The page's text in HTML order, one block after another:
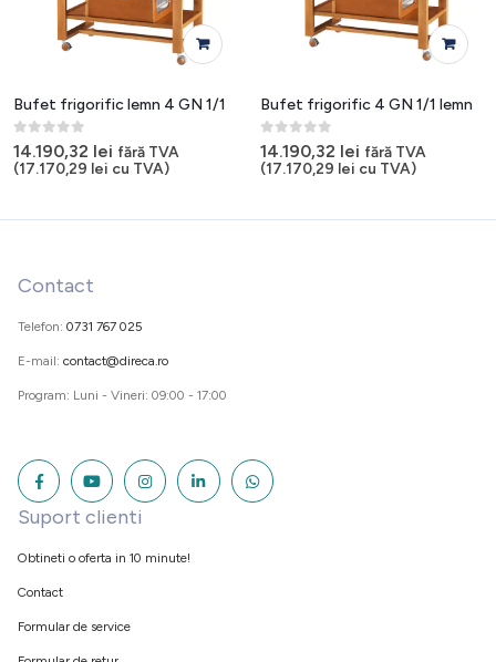
Bufet frigorific lemn 4 GN 1/1
0 out of 5
14.190,32 lei fără TVA
(17.170,29 lei cu TVA)
Bufet frigorific 4 GN 1/1 lemn
0 out of 5
14.190,32 lei fără TVA
(17.170,29 lei cu TVA)
Contact
Telefon: 0731 767 025
E-mail: contact@direca.ro
Program: Luni - Vineri: 09:00 - 17:00
Suport clienti
Obtineti o oferta in 10 minute!
Contact
Formular de service